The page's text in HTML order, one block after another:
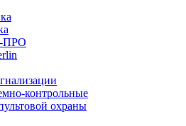
ПРО
контрольные
охраны